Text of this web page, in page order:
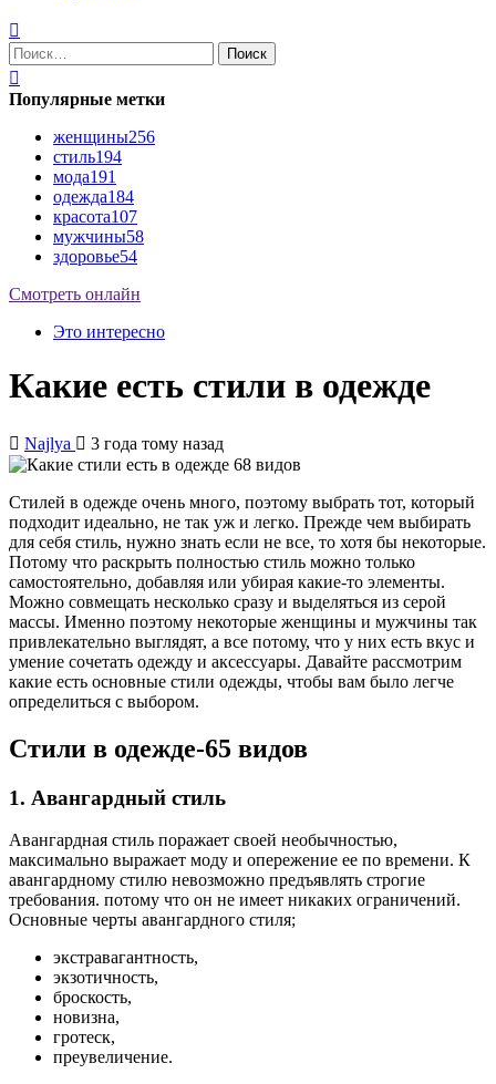
Найти:
Популярные метки
женщины256
стиль194
мода191
одежда184
красота107
мужчины58
здоровье54
Смотреть онлайн
Это интересно
Какие есть стили в одежде
Najlya 3 года тому назад
Стилей в одежде очень много, поэтому выбрать тот, который
подходит идеально, не так уж и легко. Прежде чем выбирать
для себя стиль, нужно знать если не все, то хотя бы некоторые.
Потому что раскрыть полностью стиль можно только
самостоятельно, добавляя или убирая какие-то элементы.
Можно совмещать несколько сразу и выделяться из серой
массы. Именно поэтому некоторые женщины и мужчины так
привлекательно выглядят, а все потому, что у них есть вкус и
умение сочетать одежду и аксессуары. Давайте рассмотрим
какие есть основные стили одежды, чтобы вам было легче
определиться с выбором.
Стили в одежде-65 видов
1. Авангардный стиль
Авангардная стиль поражает своей необычностью,
максимально выражает моду и опережение ее по времени. К
авангардному стилю невозможно предъявлять строгие
требования. потому что он не имеет никаких ограничений.
Основные черты авангардного стиля;
экстравагантность,
экзотичность,
броскость,
новизна,
гротеск,
преувеличение.